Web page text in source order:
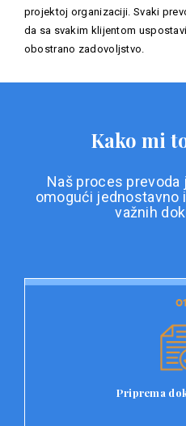
projektoj organizaciji. Svaki
da sa svakim klijentom
obostrano zadovoljstvo.
Kako mi
Naš proces prevoda
omogući jednostavno
važnih
01
Priprema
01
Prvi korak u našem
dokumentacije. Korisnici
dokumenta, kao i